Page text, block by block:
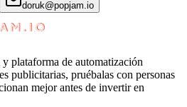
doruk@popjam.io
plataforma de automatización
publicitarias, pruébalas con personas
mejor antes de invertir en